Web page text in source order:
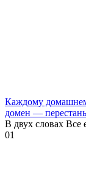
Каждому
домен —
В двух словах Все
01